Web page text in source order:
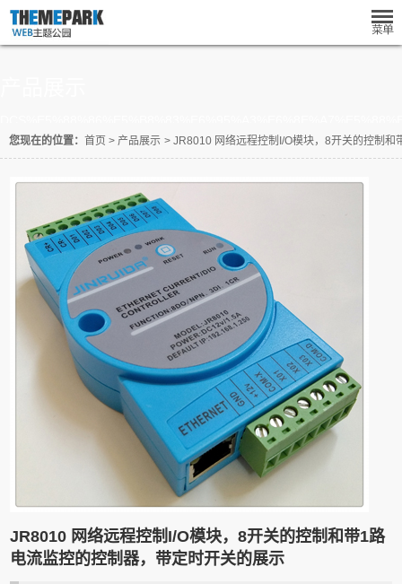
您现在的位置： 首页 > 产品展示 > JR8010 网络远程控制I/O模块，8开关的控制
JR8010 网络远程控制I/O模块，8开关的控制和带1路
电流监控的控制器，带定时开关的展示